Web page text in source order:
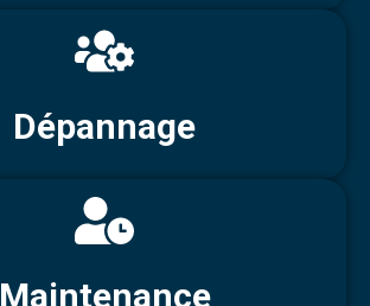
Dépannage
Maintenance